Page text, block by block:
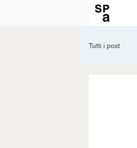
Tutti i post